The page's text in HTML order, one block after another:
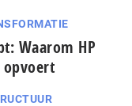
Waarom HP